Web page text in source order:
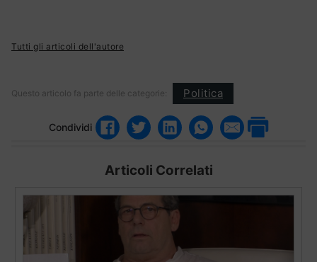
Tutti gli articoli dell'autore
Questo articolo fa parte delle categorie: Politica
Condividi
Articoli Correlati